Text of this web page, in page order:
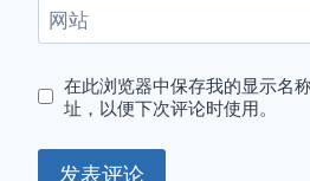
网站
在此浏览器中保存我的显示名
址，以便下次评论时使用。